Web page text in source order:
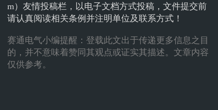
m）友情投稿栏，以电子文档方式投稿，文件提交前
请认真阅读相关条例并注明单位及联系方式！
赛通电气小编提醒：登载此文出于传递更多信息之目
的，并不意味着赞同其观点或证实其描述。文章内容
仅供参考。